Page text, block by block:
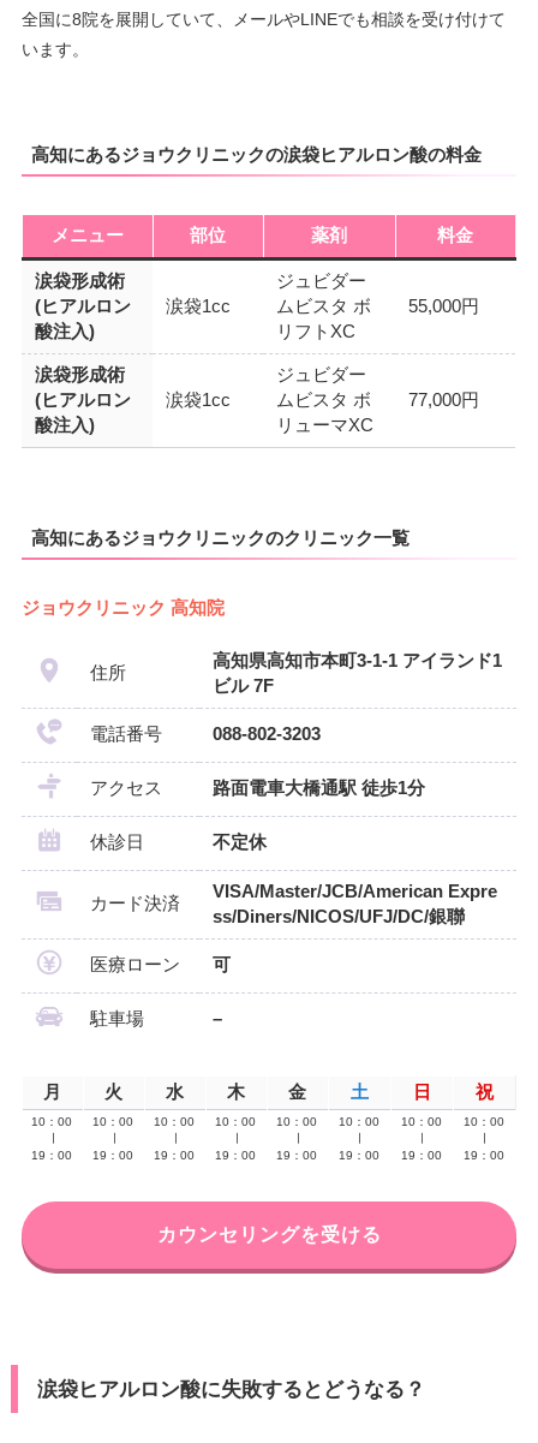
全国に8院を展開していて、メールやLINEでも相談を受け付けて
います。
高知にあるジョウクリニックの涙袋ヒアルロン酸の料金
メニュー 部位 薬剤 料金
涙袋形成術
(ヒアルロン
酸注入)
涙袋1cc
ジュビダー
ムビスタ ボ
リフトXC
55,000円
涙袋形成術
(ヒアルロン
酸注入)
涙袋1cc
ジュビダー
ムビスタ ボ
リューマXC
77,000円
高知にあるジョウクリニックのクリニック一覧
ジョウクリニック 高知院
住所
高知県高知市本町3-1-1 アイランド1
ビル 7F
電話番号 088-802-3203
アクセス 路面電車大橋通駅 徒歩1分
休診日 不定休
カード決済
VISA/Master/JCB/American Expre
ss/Diners/NICOS/UFJ/DC/銀聯
医療ローン 可
駐車場 –
月 火 水 木 金 土 日 祝
10：00
19：00
10：00
19：00
10：00
19：00
10：00
19：00
10：00
19：00
10：00
19：00
10：00
19：00
10：00
19：00
カウンセリングを受ける
涙袋ヒアルロン酸に失敗するとどうなる？